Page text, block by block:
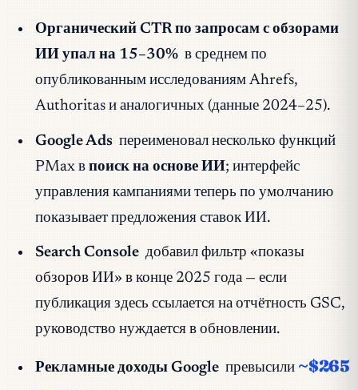
Органический CTR по запросам с обзорами
ИИ упал на 15–30% в среднем по
опубликованным исследованиям Ahrefs,
Authoritas и аналогичных (данные 2024–25).
Google Ads переименовал несколько функций
PMax в поиск на основе ИИ; интерфейс
управления кампаниями теперь по умолчанию
показывает предложения ставок ИИ.
Search Console добавил фильтр «показы
обзоров ИИ» в конце 2025 года — если
публикация здесь ссылается на отчётность GSC,
руководство нуждается в обновлении.
Рекламные доходы Google превысили ~$265